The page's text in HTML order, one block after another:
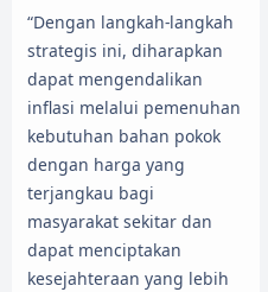
“Dengan langkah-langkah
strategis ini, diharapkan
dapat mengendalikan
inflasi melalui pemenuhan
kebutuhan bahan pokok
dengan harga yang
terjangkau bagi
masyarakat sekitar dan
dapat menciptakan
kesejahteraan yang lebih